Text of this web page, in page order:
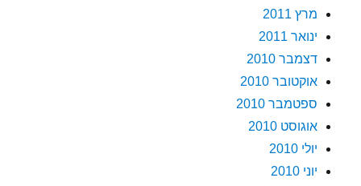
מרץ 2011
ינואר 2011
דצמבר 2010
אוקטובר 2010
ספטמבר 2010
אוגוסט 2010
יולי 2010
יוני 2010